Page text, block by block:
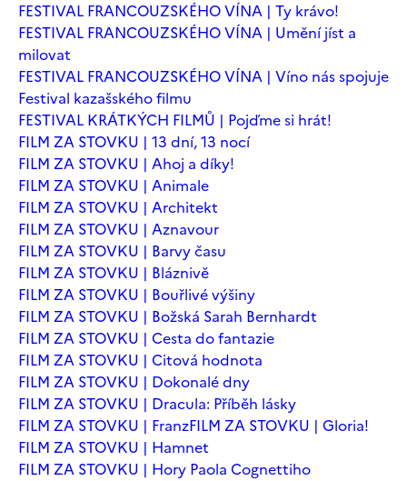
FESTIVAL FRANCOUZSKÉHO VÍNA | Ty krávo!
FESTIVAL FRANCOUZSKÉHO VÍNA | Umění jíst a
milovat
FESTIVAL FRANCOUZSKÉHO VÍNA | Víno nás spojuje
Festival kazašského filmu
FESTIVAL KRÁTKÝCH FILMŮ | Pojďme si hrát!
FILM ZA STOVKU | 13 dní, 13 nocí
FILM ZA STOVKU | Ahoj a díky!
FILM ZA STOVKU | Animale
FILM ZA STOVKU | Architekt
FILM ZA STOVKU | Aznavour
FILM ZA STOVKU | Barvy času
FILM ZA STOVKU | Bláznivě
FILM ZA STOVKU | Bouřlivé výšiny
FILM ZA STOVKU | Božská Sarah Bernhardt
FILM ZA STOVKU | Cesta do fantazie
FILM ZA STOVKU | Citová hodnota
FILM ZA STOVKU | Dokonalé dny
FILM ZA STOVKU | Dracula: Příběh lásky
FILM ZA STOVKU | FranzFILM ZA STOVKU | Gloria!
FILM ZA STOVKU | Hamnet
FILM ZA STOVKU | Hory Paola Cognettiho